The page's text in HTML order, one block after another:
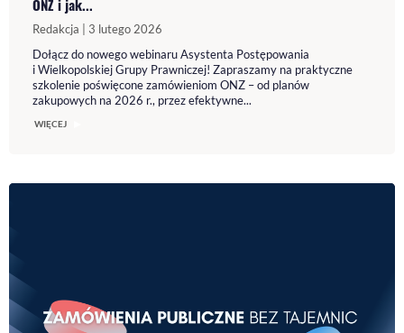
ONZ i jak...
Redakcja | 3 lutego 2026
Dołącz do nowego webinaru Asystenta Postępowania
i Wielkopolskiej Grupy Prawniczej! Zapraszamy na praktyczne
szkolenie poświęcone zamówieniom ONZ – od planów
zakupowych na 2026 r., przez efektywne...
WIĘCEJ